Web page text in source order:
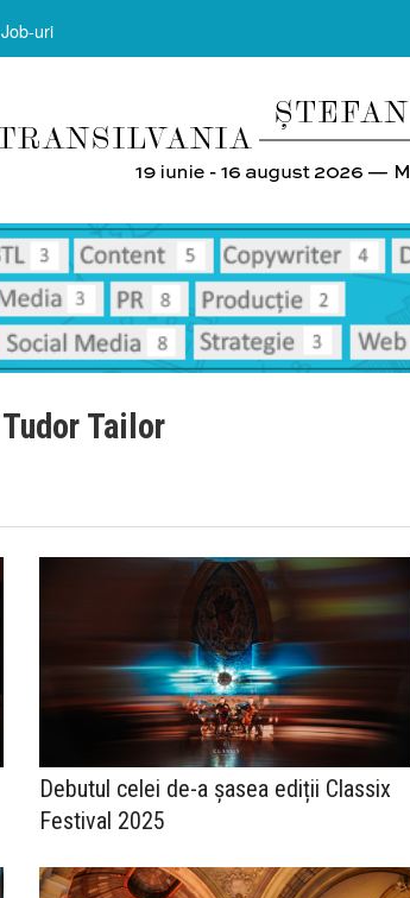
Job-uri
Tudor Tailor
Debutul celei de-a șasea ediții Classix
Festival 2025